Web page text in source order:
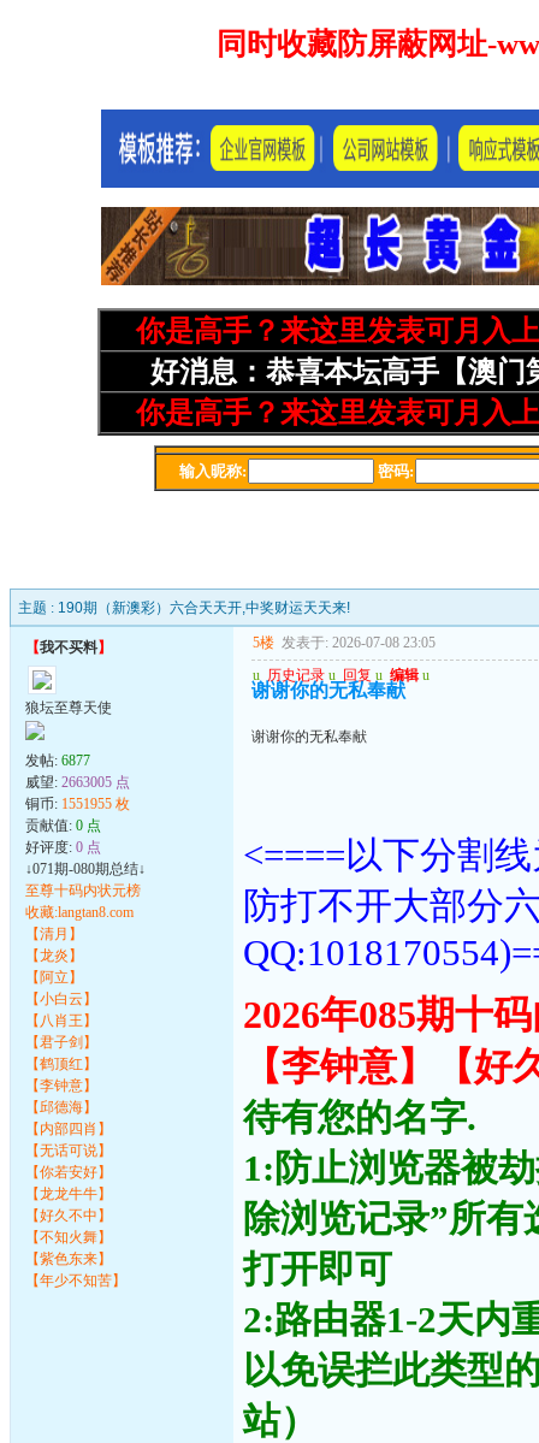
主题 : 190期（新澳彩）六合天天开,中奖财运天天来!
【我不买料】
狼坛至尊天使
发帖: 6877
威望: 2663005 点
铜币: 1551955 枚
贡献值: 0 点
好评度: 0 点
↓071期-080期总结↓
至尊十码内状元榜
收藏:langtan8.com
【清月】
【龙炎】
【阿立】
【小白云】
【八肖王】
【君子剑】
【鹤顶红】
【李钟意】
【邱德海】
【内部四肖】
【无话可说】
【你若安好】
【龙龙牛牛】
【好久不中】
【不知火舞】
【紫色东来】
【年少不知苦】
5楼 发表于: 2026-07-08 23:05
u 历史记录 u 回复 u 编辑 u
谢谢你的无私奉献
谢谢你的无私奉献
<====以下分割
防打不开大部分
2026年085期十
【李钟意】【
待有您的名字.
1:防止浏览器被
除浏览记录”所
打开即可
2:路由器1-2天内
以免误拦此类型
站）